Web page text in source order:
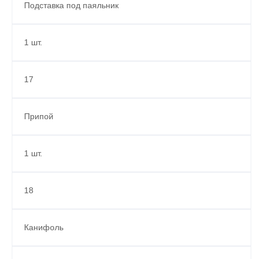
Подставка под паяльник
1 шт.
17
Припой
1 шт.
18
Канифоль